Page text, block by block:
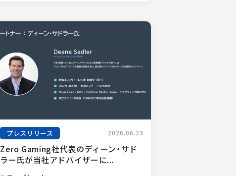
プレスリリース 2026.06.23
Zero Gaming社代表のディーン・サド
ラー氏が当社アドバイザーに...